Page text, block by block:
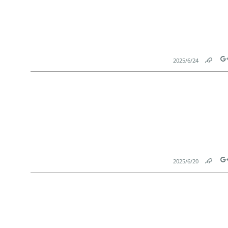
Link
24‏/6‏/2025
Link
20‏/6‏/2025